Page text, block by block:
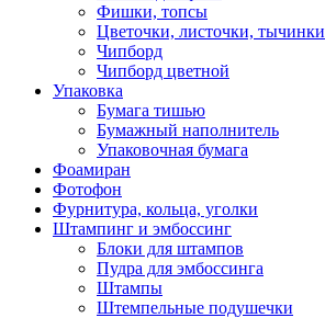
Фишки, топсы
Цветочки, листочки, тычинки
Чипборд
Чипборд цветной
Упаковка
Бумага тишью
Бумажный наполнитель
Упаковочная бумага
Фоамиран
Фотофон
Фурнитура, кольца, уголки
Штампинг и эмбоссинг
Блоки для штампов
Пудра для эмбоссинга
Штампы
Штемпельные подушечки